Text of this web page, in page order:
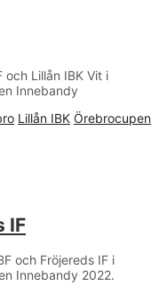
och Lillån IBK Vit i
Innebandy
Lillån IBK Örebrocupen
IF
och Fröjereds IF i
Innebandy 2022.